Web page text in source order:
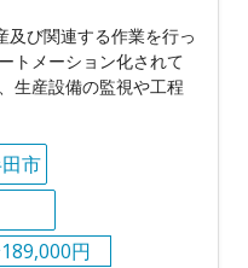
及び関連する作業を行っ
トメーション化されて
生産設備の監視や工程
市
円